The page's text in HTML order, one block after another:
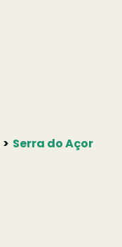
Serra do Açor